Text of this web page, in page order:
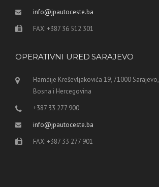
info@jpautoceste.ba
FAX: +387 36 512 301
OPERATIVNI URED SARAJEVO
Hamdije Kreševljakovića 19, 71000 Sarajevo,
Bosna i Hercegovina
+387 33 277 900
info@jpautoceste.ba
FAX: +387 33 277 901